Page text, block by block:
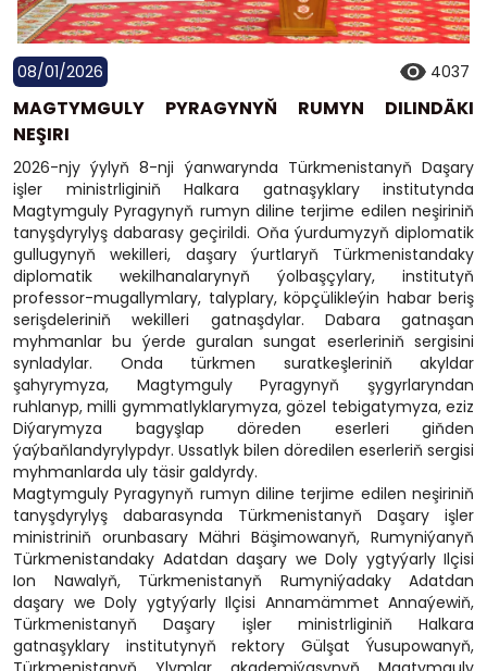
08/01/2026 4037
MAGTYMGULY PYRAGYNYŇ RUMYN DILINDÄKI
NEŞIRI
2026-njy ýylyň 8-nji ýanwarynda Türkmenistanyň Daşary
işler ministrliginiň Halkara gatnaşyklary institutynda
Magtymguly Pyragynyň rumyn diline terjime edilen neşiriniň
tanyşdyrylyş dabarasy geçirildi. Oňa ýurdumyzyň diplomatik
gullugynyň wekilleri, daşary ýurtlaryň Türkmenistandaky
diplomatik wekilhanalarynyň ýolbaşçylary, institutyň
professor-mugallymlary, talyplary, köpçülikleýin habar beriş
serişdeleriniň wekilleri gatnaşdylar. Dabara gatnaşan
myhmanlar bu ýerde guralan sungat eserleriniň sergisini
synladylar. Onda türkmen suratkeşleriniň akyldar
şahyrymyza, Magtymguly Pyragynyň şygyrlaryndan
ruhlanyp, milli gymmatlyklarymyza, gözel tebigatymyza, eziz
Diýarymyza bagyşlap döreden eserleri giňden
ýaýbaňlandyrylypdyr. Ussatlyk bilen döredilen eserleriň sergisi
myhmanlarda uly täsir galdyrdy.
Magtymguly Pyragynyň rumyn diline terjime edilen neşiriniň
tanyşdyrylyş dabarasynda Türkmenistanyň Daşary işler
ministriniň orunbasary Mähri Bäşimowanyň, Rumyniýanyň
Türkmenistandaky Adatdan daşary we Doly ygtyýarly Ilçisi
Ion Nawalyň, Türkmenistanyň Rumyniýadaky Adatdan
daşary we Doly ygtyýarly Ilçisi Annamämmet Annaýewiň,
Türkmenistanyň Daşary işler ministrliginiň Halkara
gatnaşyklary institutynyň rektory Gülşat Ýusupowanyň,